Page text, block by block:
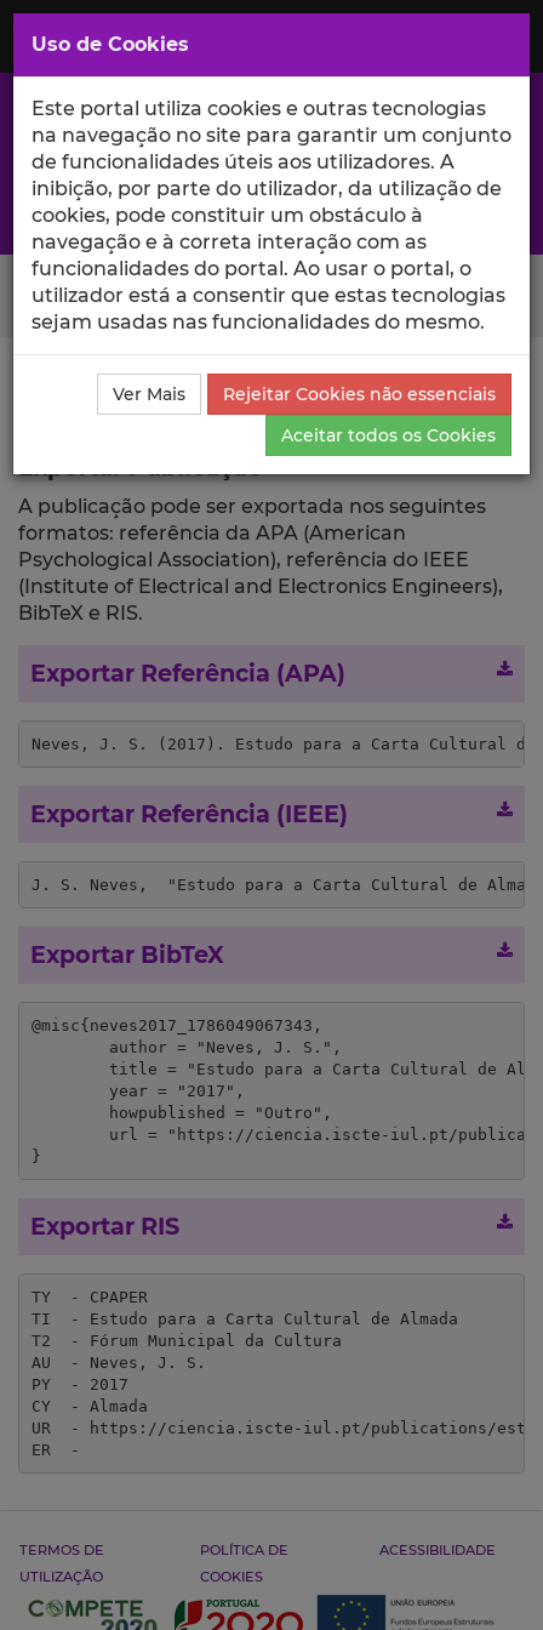
Saltar
para
Conteúdo
Principal
A excelência da investigação e ciência no Iscte
Search Button
Ciência_Iscte Comunicações
Descrição Detalhada
da Comunicação
Exportar
A publicação pode ser exportada nos seguintes
formatos: referência da APA (American
Psychological Association), referência do IEEE
(Institute of Electrical and Electronics Engineers),
BibTeX e RIS.
Exportar Referência (APA)
Neves, J. S. (2017). Estudo para a Carta Cultural de
Exportar Referência (IEEE)
J. S. Neves,  "Estudo para a Carta Cultural de
Exportar BibTeX
@misc{neves2017_1786049067343,
}
Exportar RIS
TY  - CPAPER
TI  - Estudo para a Carta Cultural de Almada
T2  - Fórum Municipal da Cultura
AU  - Neves, J. S.
PY  - 2017
CY  - Almada
UR  - https://ciencia.iscte-iul.pt/publications/
ER  -
TERMOS DE
UTILIZAÇÃO
POLÍTICA DE
COOKIES
ACESSIBILIDADE
Uso de Cookies
Este portal utiliza cookies e outras tecnologias
na navegação no site para garantir um conjunto
de funcionalidades úteis aos utilizadores. A
inibição, por parte do utilizador, da utilização de
cookies, pode constituir um obstáculo à
navegação e à correta interação com as
funcionalidades do portal. Ao usar o portal, o
utilizador está a consentir que estas tecnologias
sejam usadas nas funcionalidades do mesmo.
Ver Mais
Rejeitar Cookies não essenciais
Aceitar todos os Cookies